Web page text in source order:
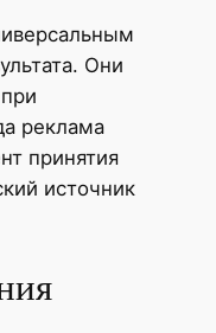
Они
реклама
принятия
источник